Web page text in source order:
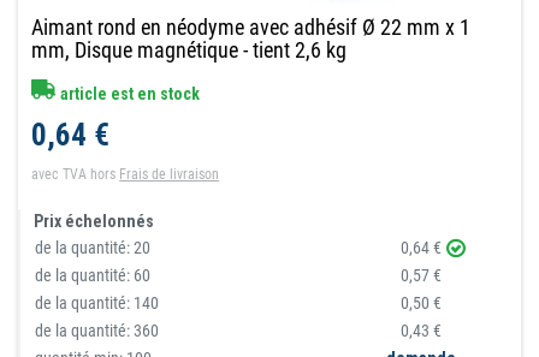
Aimant rond en néodyme avec adhésif Ø 22 mm x 1
mm, Disque magnétique - tient 2,6 kg
article est en stock
0,64 €
avec TVA hors Frais de livraison
Prix échelonnés
de la quantité:20
0,64 €
de la quantité: 60
0,57 €
de la quantité: 140
0,50 €
de la quantité:360
0,43 €